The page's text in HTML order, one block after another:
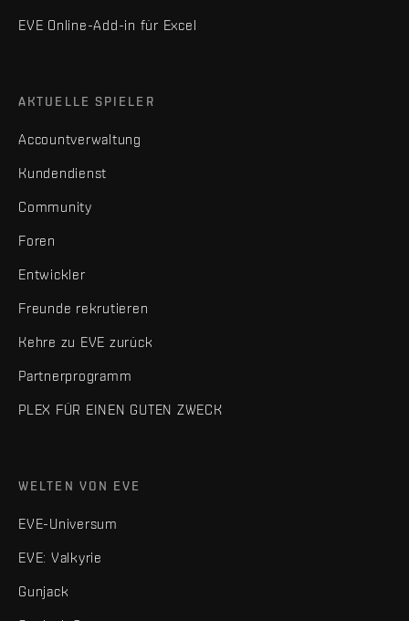
EVE Online-Add-in für Excel
AKTUELLE SPIELER
Accountverwaltung
Kundendienst
Community
Foren
Entwickler
Freunde rekrutieren
Kehre zu EVE zurück
Partnerprogramm
PLEX FÜR EINEN GUTEN ZWECK
WELTEN VON EVE
EVE-Universum
EVE: Valkyrie
Gunjack